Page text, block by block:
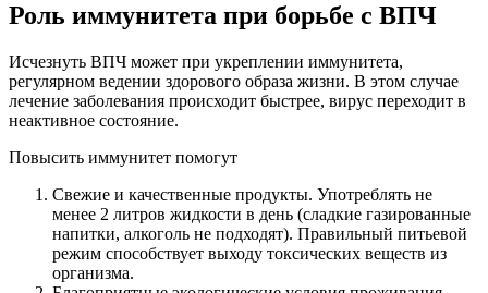
Роль иммунитета при борьбе с ВПЧ
Исчезнуть ВПЧ может при укреплении иммунитета,
регулярном ведении здорового образа жизни. В этом случае
лечение заболевания происходит быстрее, вирус переходит в
неактивное состояние.
Повысить иммунитет помогут
Свежие и качественные продукты. Употреблять не
менее 2 литров жидкости в день (сладкие газированные
напитки, алкоголь не подходят). Правильный питьевой
режим способствует выходу токсических веществ из
организма.